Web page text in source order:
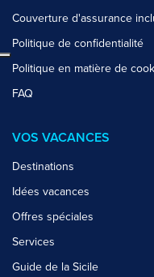
Couverture d'assurance
Politique de confidentialité
Politique en matière de
FAQ
VOS VACANCES
Destinations
Idées vacances
Offres spéciales
Services
Guide de la Sicile